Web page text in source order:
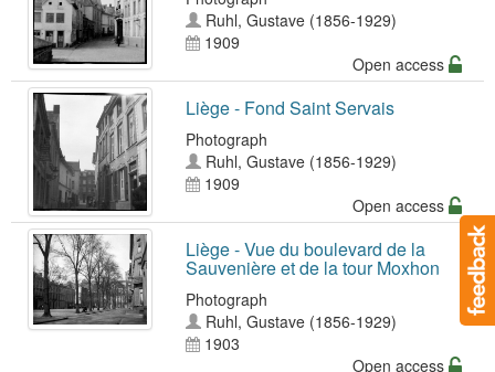
Ruhl, Gustave (1856-1929)
1909
Open access
Liège - Fond Saint Servais
Photograph
Ruhl, Gustave (1856-1929)
1909
Open access
Liège - Vue du boulevard de la
Sauvenière et de la tour Moxhon
Photograph
Ruhl, Gustave (1856-1929)
1903
Open access